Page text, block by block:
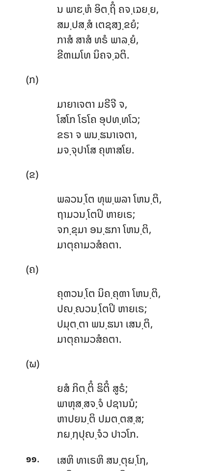
ນ ພາຬ຺ຫໍ ອິຕ຺ຖິໍ ຄຈ຺ເຉຍ຺ຍ,
ສມ຺ປສ຺ສໍ ເຕຊສງ຺ຂຍໍ;
ກາສໍ ສາສໍ ທຣໍ ພາລ຺ຍໍ,
ຂີຓເມໂທ ນິຄຈ຺ຉຕິ.
(ກ)
ມາຍາເຈຕາ ມຣີຈີ ຈ,
ໂສໂກ ໂຣໂຄ ອຸປທ຺ທໂວ;
ຂຣາ ຈ ພນ຺ຘນາເຈຕາ,
ມຈ຺ຈຸປາໂສ ຄຸຫາສໂຍ.
(ຂ)
ພລວນ຺ໂຕ ທຸພ຺ພລາ ໂຫນ຺ຕິ,
ຖາມວນ຺ໂຕປິ ຫາຍເຣ;
ຈກ຺ຂຸມາ ອນ຺ຘກາ ໂຫນ຺ຕິ,
ມາຕຸຄາມວສໍຄຕາ.
(ຄ)
ຄຸຓວນ຺ໂຕ ນິຄ຺ຄຸຓາ ໂຫນ຺ຕິ,
ປຎ຺ຎວນ຺ໂຕປິ ຫາຍເຣ;
ປມຸຕ຺ຕາ ພນ຺ຘນາ ເສນ຺ຕິ,
ມາຕຸຄາມວສໍຄຕາ.
(ຆ)
ຍສໍກິຕ຺ຕິໍ ຘິຕິໍ ສູຣໍ;
ພາຫຸສ຺ສຈ຺ຈໍ ປຊານນໍ;
ຫາປຍນ຺ຕິ ປມຕ຺ຕສ຺ສ;
ກຏ຺ຐປຸຎ຺ຈໍວ ປາວໂກ.
໑໑. ເສຫິ ທາເຣຫິ ສນ຺ຕຸຏ຺ໂຐ,